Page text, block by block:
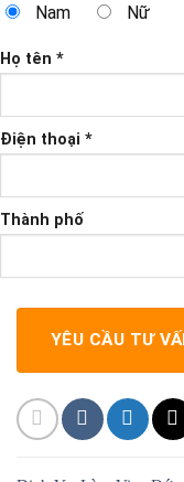
Nam Nữ
Họ tên *
Điện thoại *
Thành phố